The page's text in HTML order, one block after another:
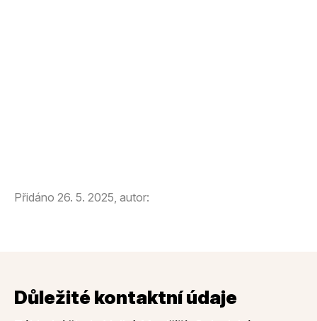
Přidáno 26. 5. 2025, autor:
Důležité kontaktní údaje